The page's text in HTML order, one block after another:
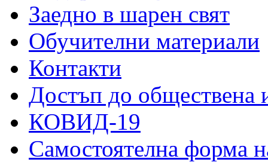
Заедно в шарен свят
Обучителни материали
Контакти
Достъп до обществена
КОВИД-19
Самостоятелна форма